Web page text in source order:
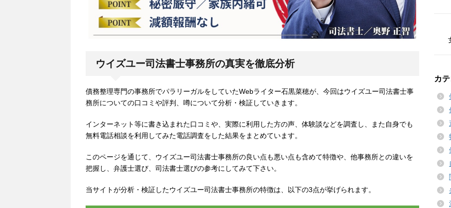
ウイズユー司法書士事務所の真実を徹底分析
債務整理専門の事務所でパラリーガルをしていたWebライター石黒菜穂が、今回はウイズユー司法書士事
務所についての口コミや評判、噂について分析・検証していきます。
インターネット等に書き込まれた口コミや、実際に利用した方の声、体験談などを調査し、また自身でも
無料電話相談を利用してみた電話調査をした結果をまとめています。
このページを通じて、ウイズユー司法書士事務所の良い点も悪い点も含めて特徴や、他事務所との違いを
把握し、弁護士選び、司法書士選びの参考にしてみて下さい。
当サイトが分析・検証したウイズユー司法書士事務所の特徴は、以下の3点が挙げられます。
カ